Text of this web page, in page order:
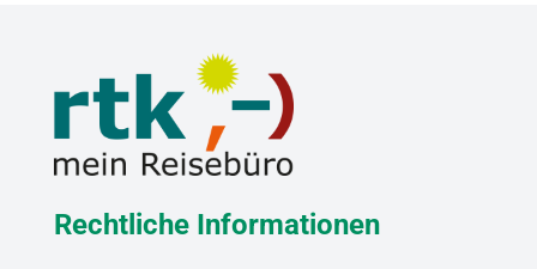
Rechtliche Informationen